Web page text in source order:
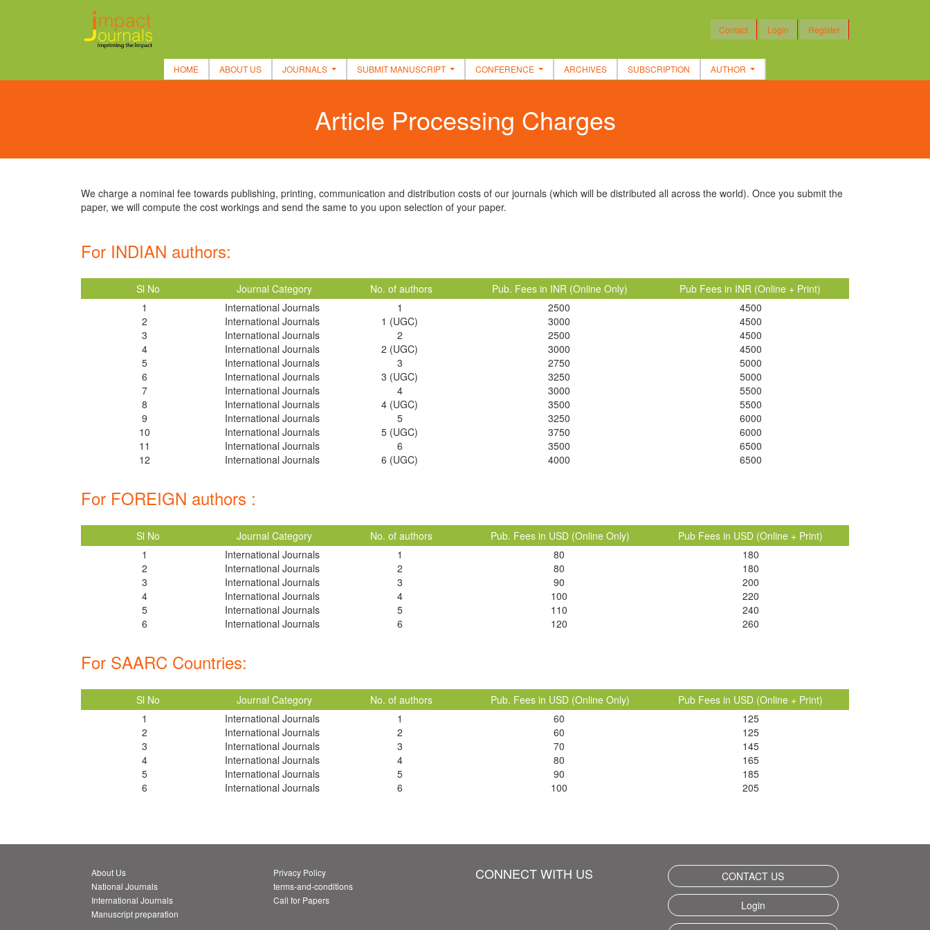
Contact Login Register
HOME ABOUT US JOURNALS SUBMIT MANUSCRIPT CONFERENCE ARCHIVES SUBSCRIPTION AUTHOR
Article Processing Charges
We charge a nominal fee towards publishing, printing, communication and distribution costs of our journals (which will be distributed all across the world). Once you submit the
paper, we will compute the cost workings and send the same to you upon selection of your paper.
For INDIAN authors:
Sl No Journal Category No. of authors Pub. Fees in INR (Online Only)
Pub Fees in INR (Online + Print)
1
International Journals 1 2500
4500
2
International Journals 1 (UGC) 3000
4500
3
International Journals 2 2500
4500
4
International Journals 2 (UGC) 3000
4500
5
International Journals 3 2750
5000
6
International Journals 3 (UGC) 3250
5000
7
International Journals 4 3000
5500
8
International Journals 4 (UGC) 3500
5500
9
International Journals 5 3250
6000
10
International Journals 5 (UGC) 3750
6000
11
International Journals 6 3500
6500
12
International Journals 6 (UGC) 4000 6500
For FOREIGN authors :
Sl No Journal Category No. of authors Pub. Fees in USD (Online Only)
Pub Fees in USD (Online + Print)
1
International Journals 1 80
180
2
International Journals 2 80
180
3
International Journals 3 90
200
4
International Journals 4 100
220
5
International Journals 5 110
240
6
International Journals 6 120 260
For SAARC Countries:
Sl No Journal Category No. of authors Pub. Fees in USD (Online Only)
Pub Fees in USD (Online + Print)
1
International Journals 1 60
125
2
International Journals 2 60
125
3
International Journals 3 70
145
4
International Journals 4 80
165
5
International Journals 5 90
185
6
International Journals 6 100 205
About Us
National Journals
International Journals
Manuscript preparation
Privacy Policy
terms-and-conditions
Call for Papers
CONNECT WITH US CONTACT US
Login